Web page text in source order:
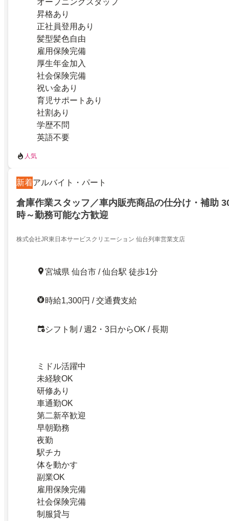
オープニングスタッフ
昇格あり
正社員登用あり
髪型髪色自由
雇用保険完備
厚生年金加入
社会保険完備
祝い金あり
育児サポートあり
社割あり
学歴不問
英語不要
人気
新着アルバイト・パート
倉庫作業スタッフ／車内販売商品の仕分け・補助
時～勤務可能な方歓迎
株式会社JR東日本サービスクリエーション 仙台列車営業支店
宮城県 仙台市 / 仙台駅 徒歩1分
時給1,300円 / 交通費支給
シフト制 / 週2・3日からOK / 長期
ミドル活躍中
未経験OK
研修あり
車通勤OK
第二新卒歓迎
早朝勤務
夜勤
駅チカ
体を動かす
副業OK
雇用保険完備
社会保険完備
制服貸与